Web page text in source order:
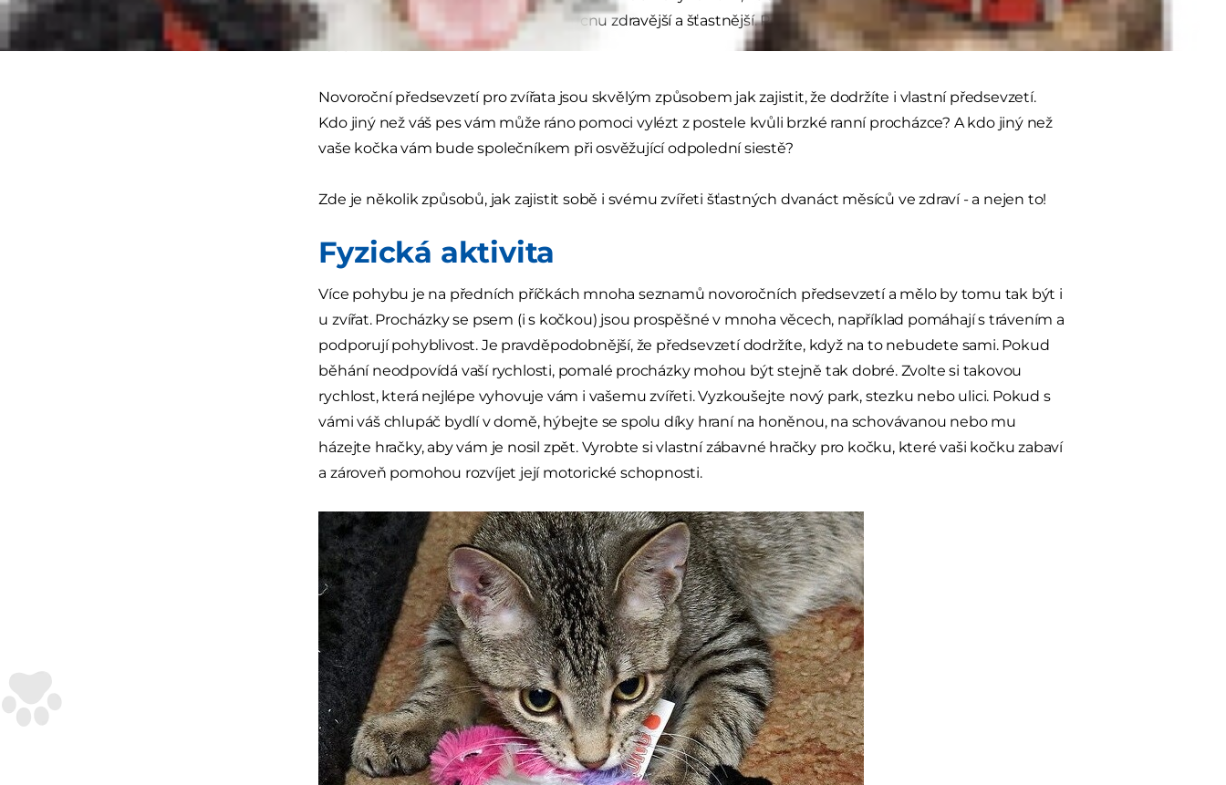
začít (nebo přestat), aby byli v budoucnu zdravější a šťastnější. Proč nezapojit do novoročních předsevzetí
i své zvíře?
Novoroční předsevzetí pro zvířata jsou skvělým způsobem jak zajistit, že dodržíte i vlastní předsevzetí.
Kdo jiný než váš pes vám může ráno pomoci vylézt z postele kvůli brzké ranní procházce? A kdo jiný než
vaše kočka vám bude společníkem při osvěžující odpolední siestě?
Zde je několik způsobů, jak zajistit sobě i svému zvířeti šťastných dvanáct měsíců ve zdraví - a nejen to!
Fyzická aktivita
Více pohybu je na předních příčkách mnoha seznamů novoročních předsevzetí a mělo by tomu tak být i
u zvířat. Procházky se psem (i s kočkou) jsou prospěšné v mnoha věcech, například pomáhají s trávením a
podporují pohyblivost. Je pravděpodobnější, že předsevzetí dodržíte, když na to nebudete sami. Pokud
běhání neodpovídá vaší rychlosti, pomalé procházky mohou být stejně tak dobré. Zvolte si takovou
rychlost, která nejlépe vyhovuje vám i vašemu zvířeti. Vyzkoušejte nový park, stezku nebo ulici. Pokud s
vámi váš chlupáč bydlí v domě, hýbejte se spolu díky hraní na honěnou, na schovávanou nebo mu
házejte hračky, aby vám je nosil zpět. Vyrobte si vlastní zábavné hračky pro kočku, které vaši kočku zabaví
a zároveň pomohou rozvíjet její motorické schopnosti.